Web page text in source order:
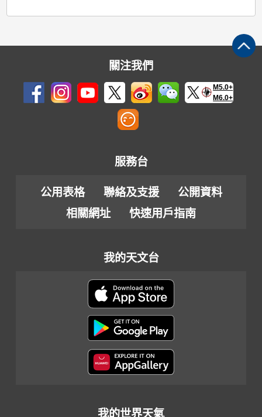
關注我們
M5.0+
M6.0+
服務台
公用表格 聯絡及支援
公開資料
相關網址
快速用戶指南
我的天文台
我的世界天氣